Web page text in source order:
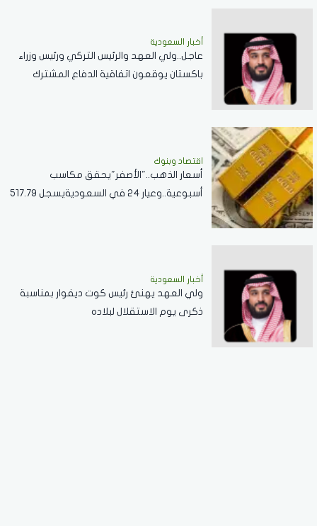
أخبار السعودية
عاجل..ولي العهد والرئيس التركي ورئيس وزراء
باكستان يوقعون اتفاقية الدفاع المشترك
اقتصاد وبنوك
أسعار الذهب.."الأصفر"يحقق مكاسب
أسبوعية..وعيار 24 في السعوديةيسجل 517.79
أخبار السعودية
ولي العهد يهنئ رئيس كوت ديفوار بمناسبة
ذكرى يوم الاستقلال لبلاده